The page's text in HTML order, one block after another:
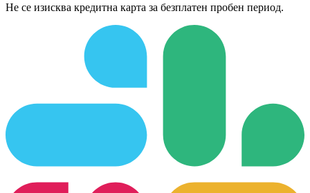
Не се изисква кредитна карта за безплатен пробен период.